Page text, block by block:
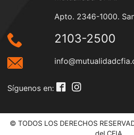
Apto. 2346-1000.
2103-2500
Síguenos en:
© TODOS LOS DERECHOS
del CFIA